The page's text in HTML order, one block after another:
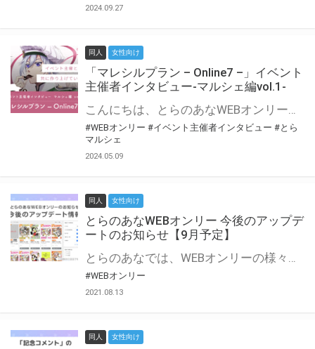
2024.09.27
同人 女性向け
「マレシルプラン – Online7 –」イベント
主催者インタビュー-マルシェ編vol.1-
こんにちは、とらのあなWEBオンリー運営スタッフです。 新たにお届けする、イベント主催者インタビュー-マルシェ編-は、 とらのあなWEBオンリー「マルシェ」をご利用した主催様に 「マルシェ」を使って開催した感想や心がけをお聞きする企画です。 今回は、WEBオンリー開催7回目迎えた「マレシルプラン – Online7 –」より、 主催の玉川うた様にお話を伺いました。 ▼マレシルプランのインタビュー前回記事 「イベント主催者インタビュー vol.6」はこちら 協力：玉川うた様（マレシルプラン実行委員会 代表）／イベント公式Twitter（@mallesil_plan） とらのあなWEBオンリー「マルシェ」とは？ WEBオンリーでリアルタイムでコミュニケーションがとれるオンライン会場です。
#WEBオンリー #イベント主催者インタビュー #とら
マルシェ
2024.05.09
同人 女性向け
とらのあなWEBオンリー 今後のアップデ
ートのお知らせ【9月予定】
とらのあなでは、WEBオンリーの様々な支援を実施しています。 今回は2021年9月に実装を予定しているアップデート情報についてご紹介いたします。 とらのあなWEBオンリーサイトはこちら
#WEBオンリー
2021.08.13
同人 女性向け